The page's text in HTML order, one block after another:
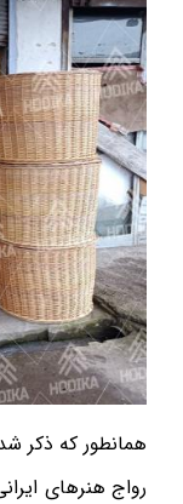
همانطور که ذکر
رواج هنرهای